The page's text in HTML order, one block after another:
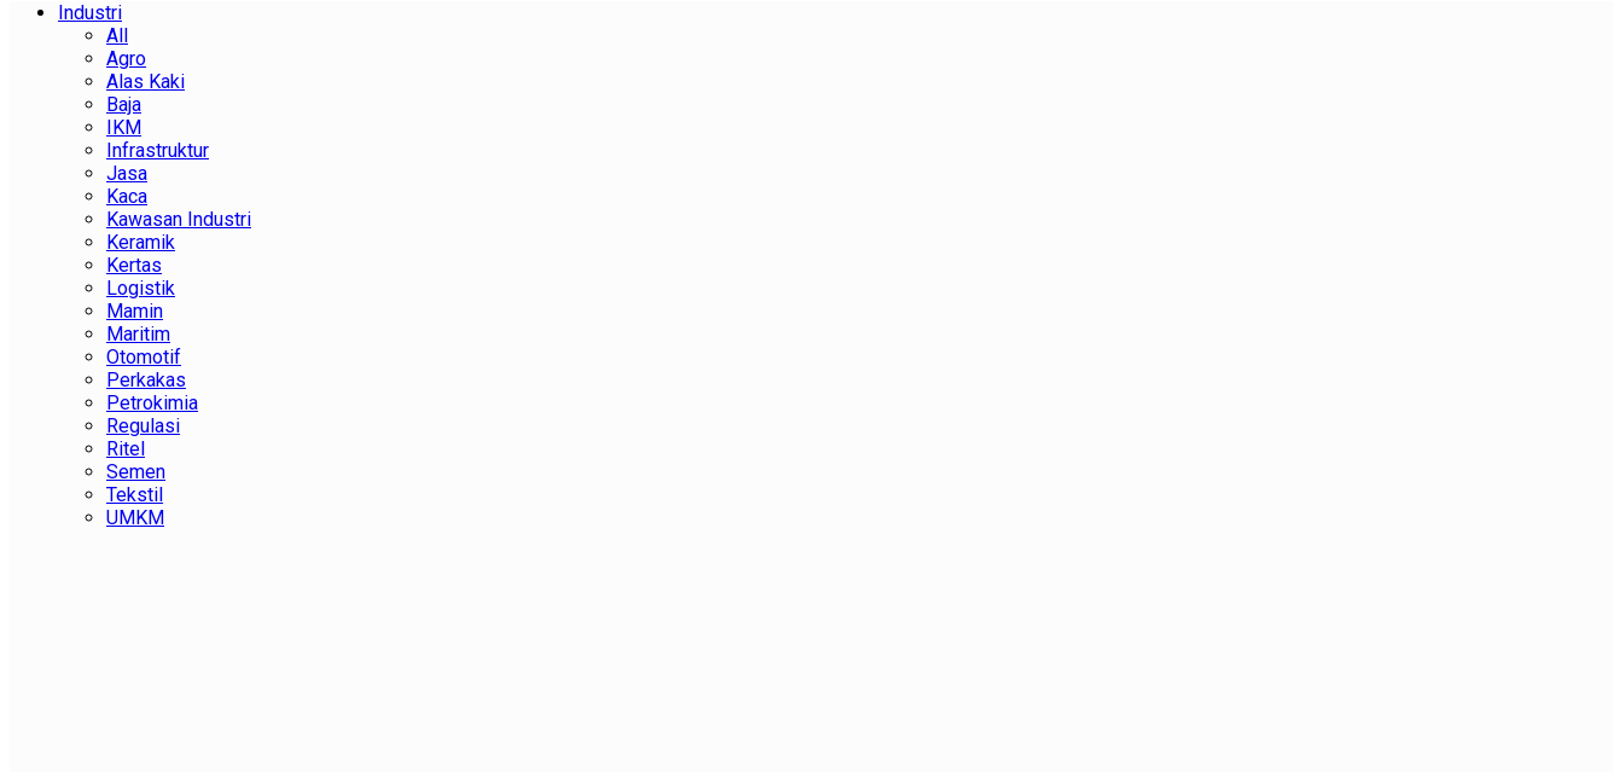
Industri
All
Agro
Alas Kaki
Baja
IKM
Infrastruktur
Jasa
Kaca
Kawasan Industri
Keramik
Kertas
Logistik
Mamin
Maritim
Otomotif
Perkakas
Petrokimia
Regulasi
Ritel
Semen
Tekstil
UMKM